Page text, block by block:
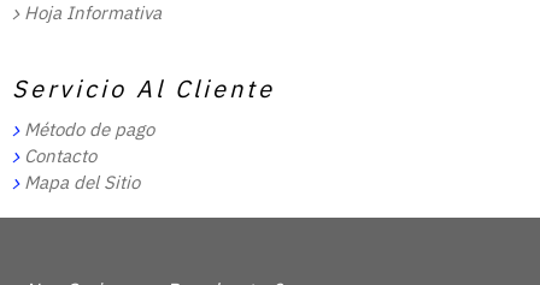
Hoja Informativa
Servicio Al Cliente
Método de pago
Contacto
Mapa del Sitio